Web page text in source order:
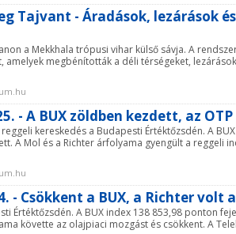
Tajvant - Áradások, lezárások
a Mekkhala trópusi vihar külső sávja. A
amelyek megbénították a déli térségeket,
- A BUX zöldben kezdett, az
kereskedés a Budapesti Értéktőzsdén. A
A Mol és a Richter árfolyama gyengült a reggeli
- Csökkent a BUX, a Richter volt
Értéktőzsdén. A BUX index 138 853,98 ponton
követte az olajpiaci mozgást és csökkent. A